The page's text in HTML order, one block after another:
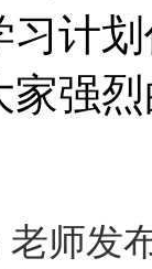
习计
家强
老师发